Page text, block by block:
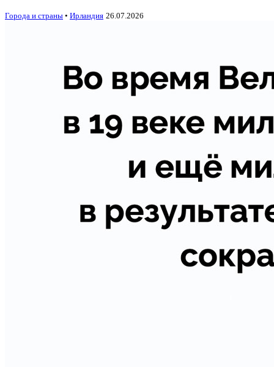
Города и страны • Ирландия 26.07.2026